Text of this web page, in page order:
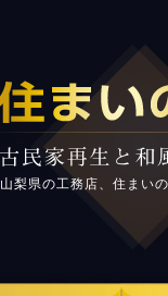
山梨県の工務店、住まい